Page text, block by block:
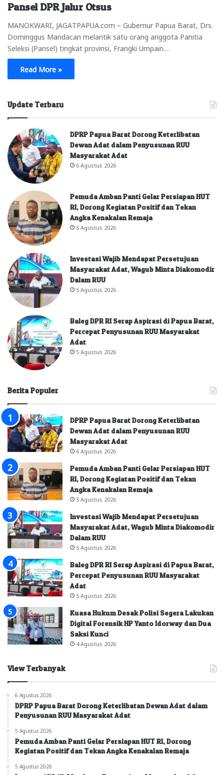
Pansel DPR Jalur Otsus
MANOKWARI, JAGATPAPUA.com – Gubernur Papua Barat, Drs.
Dominggus Mandacan melantik satu orang anggota Panitia
Seleksi (Pansel) tingkat provinsi, Frangki Umpain.…
Read More »
Update Terbaru
DPRP Papua Barat Dorong Keterlibatan
Dewan Adat dalam Penyusunan RUU
Masyarakat Adat
6 Agustus 2026
Pemuda Amban Panti Gelar Persiapan HUT
RI, Dorong Kegiatan Positif dan Tekan
Angka Kenakalan Remaja
5 Agustus 2026
Investasi Wajib Mendapat Persetujuan
Masyarakat Adat, Wagub Minta Diakomodir
Dalam RUU
5 Agustus 2026
Baleg DPR RI Serap Aspirasi di Papua Barat,
Percepat Penyusunan RUU Masyarakat
Adat
5 Agustus 2026
Berita Populer
DPRP Papua Barat Dorong Keterlibatan
Dewan Adat dalam Penyusunan RUU
Masyarakat Adat
6 Agustus 2026
Pemuda Amban Panti Gelar Persiapan HUT
RI, Dorong Kegiatan Positif dan Tekan
Angka Kenakalan Remaja
5 Agustus 2026
Investasi Wajib Mendapat Persetujuan
Masyarakat Adat, Wagub Minta Diakomodir
Dalam RUU
5 Agustus 2026
Baleg DPR RI Serap Aspirasi di Papua Barat,
Percepat Penyusunan RUU Masyarakat
Adat
5 Agustus 2026
Kuasa Hukum Desak Polisi Segera Lakukan
Digital Forensik HP Yanto Idorway dan Dua
Saksi Kunci
4 Agustus 2026
View Terbanyak
6 Agustus 2026
DPRP Papua Barat Dorong Keterlibatan Dewan Adat dalam
Penyusunan RUU Masyarakat Adat
5 Agustus 2026
Pemuda Amban Panti Gelar Persiapan HUT RI, Dorong
Kegiatan Positif dan Tekan Angka Kenakalan Remaja
5 Agustus 2026